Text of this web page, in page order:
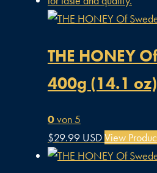
THE HONEY
400g (14.1 oz)
0von 5
$29.99 USDView